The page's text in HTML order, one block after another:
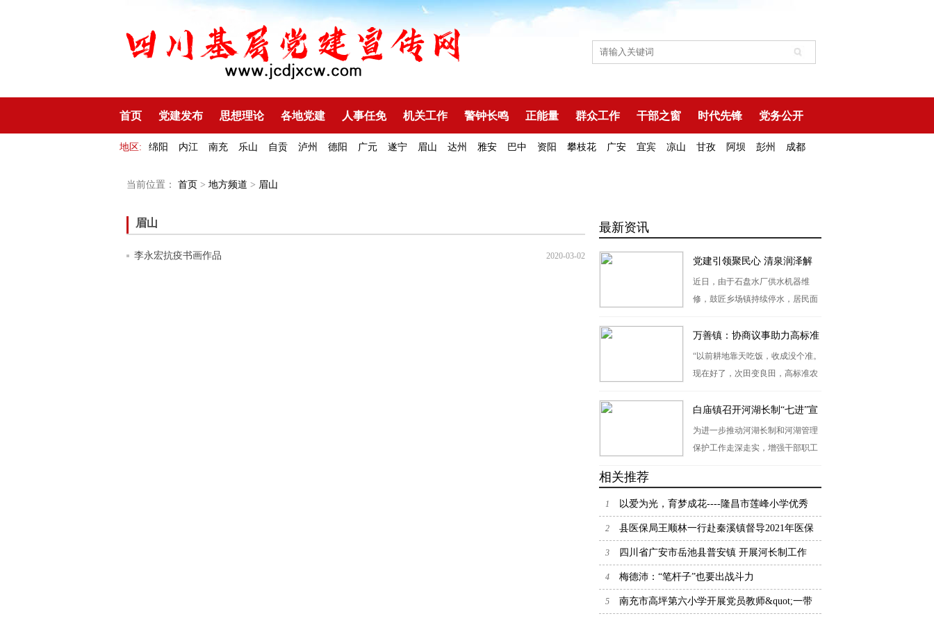
首页 党建发布 思想理论 各地党建 人事任免 机关工作 警钟长鸣 正能量 群众工作 干部之窗 时代先锋 党务公开
地区: 绵阳 内江 南充 乐山 自贡 泸州 德阳 广元 遂宁 眉山 达州 雅安 巴中 资阳 攀枝花 广安 宜宾 凉山 甘孜 阿坝 彭州 成都
当前位置： 首页 > 地方频道 > 眉山
眉山
李永宏抗疫书画作品 2020-03-02
最新资讯
党建引领聚民心 清泉润泽解
民忧
近日，由于石盘水厂供水机器维
修，鼓匠乡场镇持续停水，居民面
动，迅速组建由党员干部、村（社
区）两委、网格员构成的应急专
班，以群众需求为哨，联动县消防
汩清泉送到群众家门口。
万善镇：协商议事助力高标准
农田建设与管理
“以前耕地靠天吃饭，收成没个准。
现在好了，次田变良田，高标准农
在在的好处！”武胜县万善镇白玉村
村民李大爷站在热火朝天的施工现
场，脸上洋溢着幸福的笑容，难掩
白庙镇召开河湖长制“七进”宣
传会守护碧水清流
为进一步推动河湖长制和河湖管理
保护工作走深走实，增强干部职工
干部职工带头关注河湖、保护河湖
的良好氛围。4月7日，白庙镇召开
河湖长制“七进”宣传会。
相关推荐
1 以爱为光，育梦成花----隆昌市莲峰小学优秀
教师事迹展播
2 县医保局王顺林一行赴秦溪镇督导2021年医保
征缴工作
3 四川省广安市岳池县普安镇 开展河长制工作
4 梅德沛：“笔杆子”也要出战斗力
5 南充市高坪第六小学开展党员教师&quot;一带